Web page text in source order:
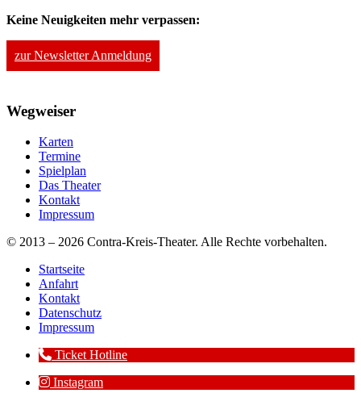
Keine Neuigkeiten mehr verpassen:
zur Newsletter Anmeldung
Wegweiser
Karten
Termine
Spielplan
Das Theater
Kontakt
Impressum
© 2013 – 2026 Contra-Kreis-Theater. Alle Rechte vorbehalten.
Startseite
Anfahrt
Kontakt
Datenschutz
Impressum
Ticket Hotline
Instagram